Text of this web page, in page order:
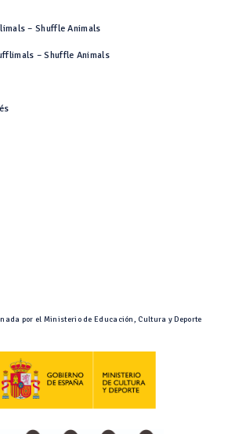
– Shuffle Animals
– Shuffle Animals
por el Ministerio de Educación, Cultura y Deporte